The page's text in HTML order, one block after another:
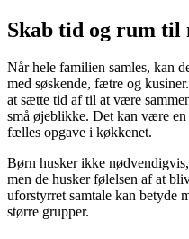
Skab tid og rum
Når hele familien samles, kan
med søskende, fætre og
at sætte tid af til at være
små øjeblikke. Det kan være
fælles opgave i køkkenet.
Børn husker ikke
men de husker følelsen af at
uforstyrret samtale kan betyde
større grupper.